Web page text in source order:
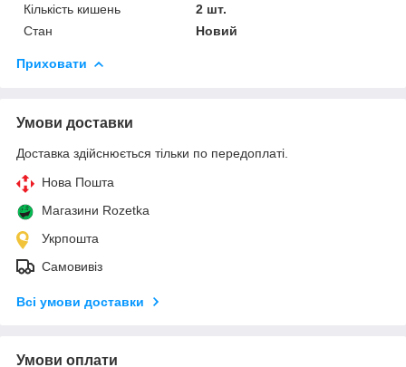
Кількість кишень
2 шт.
Стан
Новий
Приховати
Умови доставки
Доставка здійснюється тільки по передоплаті.
Нова Пошта
Магазини Rozetka
Укрпошта
Самовивіз
Всі умови доставки
Умови оплати